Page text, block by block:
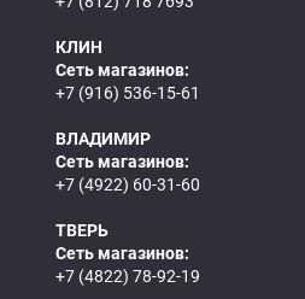
КЛИН
Сеть магазинов:
+7 (916) 536-15-61
ВЛАДИМИР
Сеть магазинов:
+7 (4922) 60-31-60
ТВЕРЬ
Сеть магазинов:
+7 (4822) 78-92-19